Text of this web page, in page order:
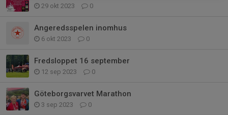
29 okt 2023 0
Angeredsspelen inomhus
6 okt 2023 0
Fredsloppet 16 september
12 sep 2023 0
Göteborgsvarvet Marathon
3 sep 2023 0